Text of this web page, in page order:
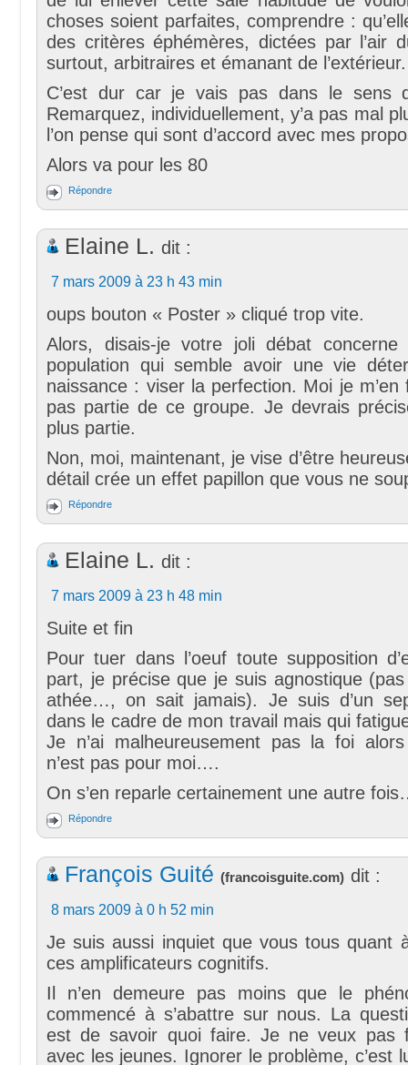
choses soient parfaites, comprendre :
des critères éphémères, dictées par l’air
surtout, arbitraires et émanant de l’extérieur.
C’est dur car je vais pas dans le sens
Remarquez, individuellement, y’a pas mal
l’on pense qui sont d’accord avec mes
Alors va pour les 80
Répondre
Elaine L. dit :
7 mars 2009 à 23 h 43 min
oups bouton « Poster » cliqué trop vite.
Alors, disais-je votre joli débat
population qui semble avoir une vie
naissance : viser la perfection. Moi je
pas partie de ce groupe. Je devrais
plus partie.
Non, moi, maintenant, je vise d’être
détail crée un effet papillon que vous ne
Répondre
Elaine L. dit :
7 mars 2009 à 23 h 48 min
Suite et fin
Pour tuer dans l’oeuf toute supposition
part, je précise que je suis agnostique (pas
athée…, on sait jamais). Je suis d’un
dans le cadre de mon travail mais qui
Je n’ai malheureusement pas la foi alors
n’est pas pour moi….
On s’en reparle certainement une autre
Répondre
François Guité (francoisguite.com) dit :
8 mars 2009 à 0 h 52 min
Je suis aussi inquiet que vous tous quant
ces amplificateurs cognitifs.
Il n’en demeure pas moins que le
commencé à s’abattre sur nous. La
est de savoir quoi faire. Je ne veux pas
avec les jeunes. Ignorer le problème, c’est